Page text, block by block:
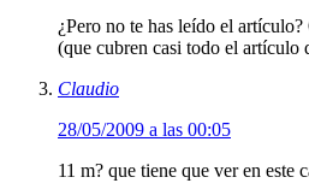
¿Pero no te has leído el
(que cubren casi todo el artículo
Claudio
28/05/2009 a las 00:05
11 m? que tiene que ver en este